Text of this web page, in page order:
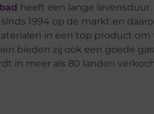
heeft een lange
1994 op de markt en
in een top product
bieden zij ook een goede
in meer als 80 landen